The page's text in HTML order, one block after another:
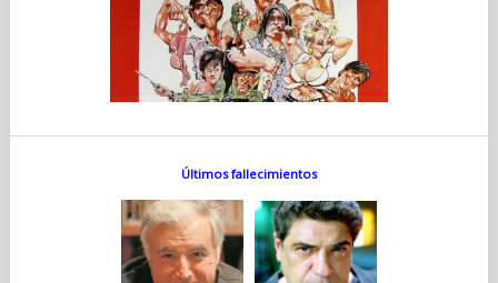
Últimos fallecimientos